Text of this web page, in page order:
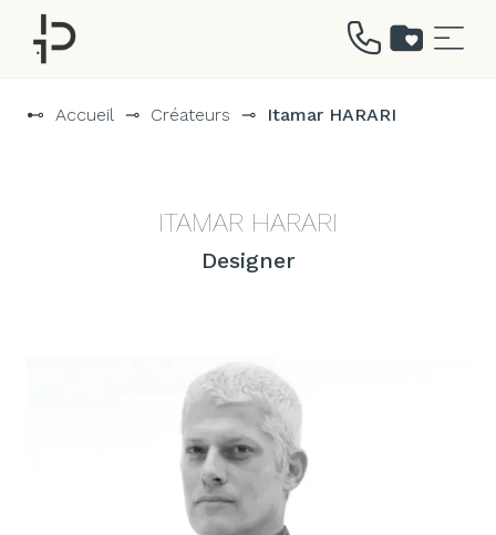
⊷ Accueil ⊸ Créateurs ⊸ Itamar HARARI
ITAMAR HARARI
Designer